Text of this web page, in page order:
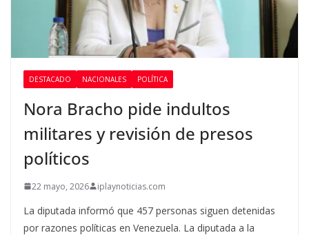
DESTACADO NACIONALES POLÍTICA
Nora Bracho pide indultos
militares y revisión de presos
políticos
22 mayo, 2026 iplaynoticias.com
La diputada informó que 457 personas siguen detenidas
por razones políticas en Venezuela. La diputada a la